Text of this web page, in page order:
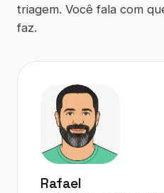
triagem. Você fala com
faz.
Rafael